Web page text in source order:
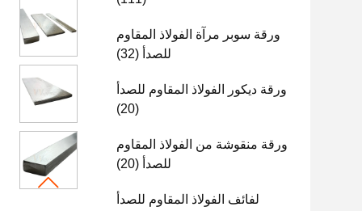
ورقة سوبر مرآة الفولاذ المقاوم
للصدأ (32)
ورقة ديكور الفولاذ المقاوم للصدأ
(20)
ورقة منقوشة من الفولاذ المقاوم
للصدأ (20)
لفائف الفولاذ المقاوم للصدأ